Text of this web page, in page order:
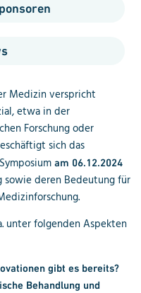
Medizin verspricht
etwa in der
Forschung oder
sich das
am 06.12.2024
sowie deren Bedeutung für
unter folgenden Aspekten
gibt es bereits?
Behandlung und